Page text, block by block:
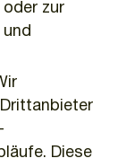
oder zur
Diese